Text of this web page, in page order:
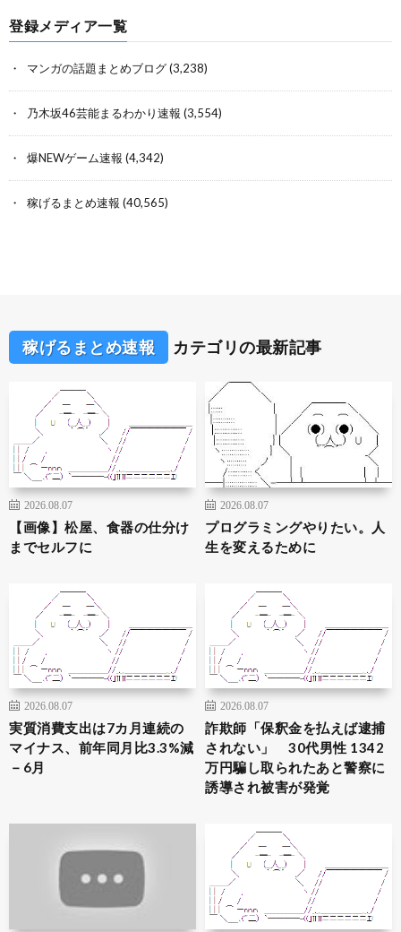
登録メディア一覧
マンガの話題まとめブログ(3,238)
乃木坂46芸能まるわかり速報 (3,554)
爆NEWゲーム速報 (4,342)
稼げるまとめ速報 (40,565)
稼げるまとめ速報 カテゴリの最新記事
2026.08.07
【画像】松屋、食器の仕分け
までセルフに
2026.08.07
プログラミングやりたい。人
生を変えるために
2026.08.07
実質消費支出は7カ月連続の
マイナス、前年同月比3.3%減
－6月
2026.08.07
詐欺師「保釈金を払えば逮捕
されない」 30代男性 1342
万円騙し取られたあと警察に
誘導され被害が発覚